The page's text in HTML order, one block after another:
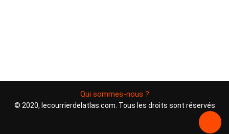
Qui sommes-nous ?
© 2020, lecourrierdelatlas.com. Tous les droits sont réservés